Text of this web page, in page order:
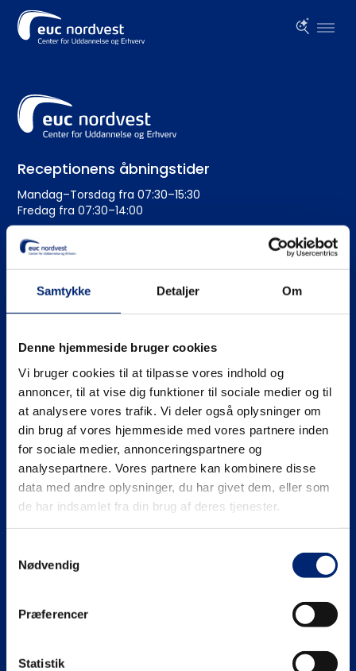
Samtykke Detaljer Om
Denne hjemmeside bruger cookies
Vi bruger cookies til at tilpasse vores indhold og
annoncer, til at vise dig funktioner til sociale medier og til
at analysere vores trafik. Vi deler også oplysninger om
din brug af vores hjemmeside med vores partnere inden
for sociale medier, annonceringspartnere og
analysepartnere. Vores partnere kan kombinere disse
data med andre oplysninger, du har givet dem, eller som
de har indsamlet fra din brug af deres tjenester.
Nødvendig
Præferencer
Statistik
Receptionens åbningstider
Mandag–Torsdag fra 07:30–15:30
Fredag fra 07:30–14:00
Administration
euc@eucnordvest.dk
CVR nr.: 3930 1016
Se mere på
Gymnasiale uddannelser (HHX | HTX)
HTX
Erhvervsuddannelser (EUD | EUX)
Teknisk
Maritime uddannelser
Kursuscentret.nu